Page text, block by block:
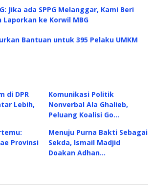
Jika ada SPPG Melanggar, Kami Beri
Laporkan ke Korwil MBG
Bantuan untuk 395 Pelaku UMKM
di DPR
Lebih,
Komunikasi Politik
Nonverbal Ala Ghalieb,
Peluang Koalisi Go…
Provinsi
Menuju Purna Bakti Sebagai
Sekda, Ismail Madjid
Doakan Adhan…